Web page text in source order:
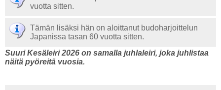
vuotta sitten.
Tämän lisäksi hän on aloittanut budoharjoittelun
Japanissa tasan 60 vuotta sitten.
Suuri Kesäleiri 2026 on samalla juhlaleiri, joka juhlistaa
näitä pyöreitä vuosia.